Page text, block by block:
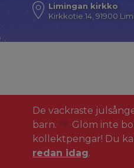
Limingan kirkko
Kirkkotie 14, 91900
De vackraste
barn.
Glöm inte
kollektpengar! Du
redan idag.